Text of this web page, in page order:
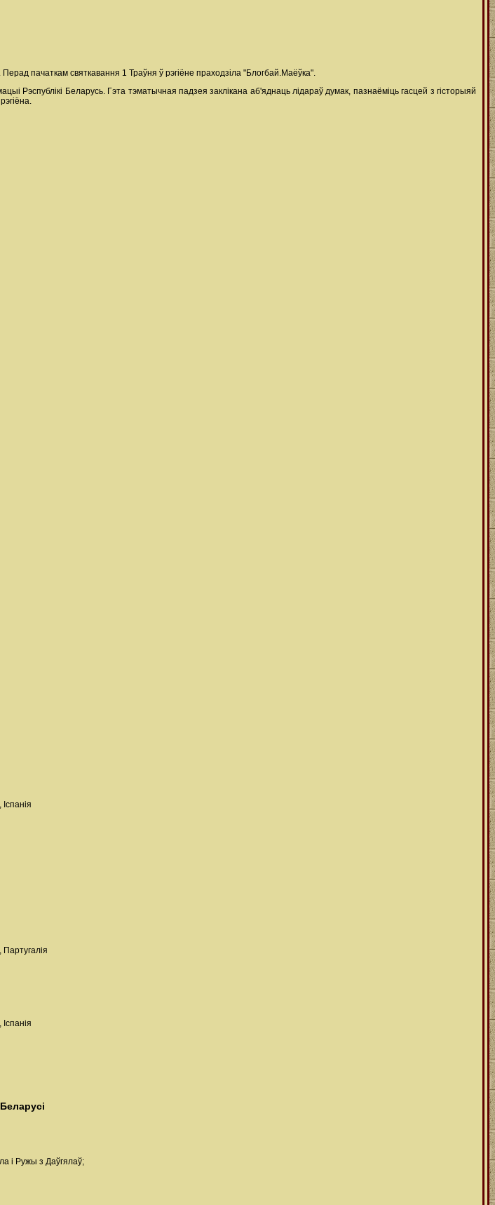
пачаткам святкавання 1 Траўня ў рэгіёне праходзіла "Блогбай.Маёўка".
Рэспублікі Беларусь. Гэта тэматычная падзея заклікана аб'яднаць лідараў думак, пазнаёміць гасцей з гісторыяй
і Ружы з Даўгялаў;